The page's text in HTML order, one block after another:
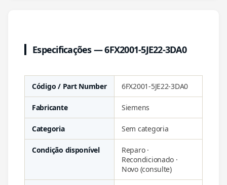
Especificações — 6FX2001-5JE22-3DA0
Código / Part Number 6FX2001-5JE22-3DA0
Fabricante Siemens
Categoria Sem categoria
Condição disponível
Reparo ·
Recondicionado ·
Novo (consulte)